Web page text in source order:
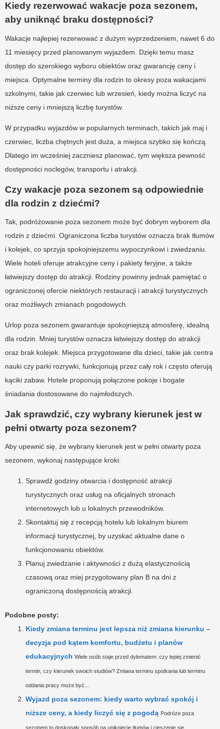
Kiedy rezerwować wakacje poza sezonem,
aby uniknąć braku dostępności?
Wakacje najlepiej rezerwować z dużym wyprzedzeniem, nawet 6 do
11 miesięcy przed planowanym wyjazdem. Dzięki temu masz
dostęp do szerokiego wyboru obiektów oraz gwarancję ceny i
miejsca. Optymalne terminy dla rodzin to okresy poza wakacjami
szkolnymi, takie jak czerwiec lub wrzesień, kiedy można liczyć na
niższe ceny i mniejszą liczbę turystów.
W przypadku wyjazdów w popularnych terminach, takich jak maj i
czerwiec, liczba chętnych jest duża, a miejsca szybko się kończą.
Dlatego im wcześniej zaczniesz planować, tym większa pewność
dostępności noclegów, transportu i atrakcji.
Czy wakacje poza sezonem są odpowiednie
dla rodzin z dziećmi?
Tak, podróżowanie poza sezonem może być dobrym wyborem dla
rodzin z dziećmi. Ograniczona liczba turystów oznacza brak tłumów
i kolejek, co sprzyja spokojniejszemu wypoczynkowi i zwiedzaniu.
Wiele hoteli oferuje atrakcyjne ceny i pakiety feryjne, a także
łatwiejszy dostęp do atrakcji. Rodziny powinny jednak pamiętać o
ograniczonej ofercie niektórych restauracji i atrakcji turystycznych
oraz możliwych zmianach pogodowych.
Urlop poza sezonem gwarantuje spokojniejszą atmosferę, idealną
dla rodzin. Mniej turystów oznacza łatwiejszy dostęp do atrakcji
oraz brak kolejek. Miejsca przygotowane dla dzieci, takie jak centra
nauki czy parki rozrywki, funkcjonują przez cały rok i często oferują
kąciki zabaw. Hotele proponują połączone pokoje i bogate
śniadania dostosowane do najmłodszych.
Jak sprawdzić, czy wybrany kierunek jest w
pełni otwarty poza sezonem?
Aby upewnić się, że wybrany kierunek jest w pełni otwarty poza
sezonem, wykonaj następujące kroki:
Sprawdź godziny otwarcia i dostępność atrakcji
turystycznych oraz usług na oficjalnych stronach
internetowych lub u lokalnych przewodników.
Skontaktuj się z recepcją hotelu lub lokalnym biurem
informacji turystycznej, by uzyskać aktualne dane o
funkcjonowaniu obiektów.
Planuj zwiedzanie i aktywności z dużą elastycznością
czasową oraz miej przygotowany plan B na dni z
ograniczoną dostępnością atrakcji.
Podobne posty:
Kiedy zmiana terminu jest lepsza niż zmiana kierunku –
decyzja pod kątem komfortu, budżetu i planów
edukacyjnych Wiele osób staje przed dylematem: czy lepiej zmienić
termin, czy kierunek swoich studiów? Zmiana terminu spotkania lub terminu
oddania pracy może być...
Wyjazd poza sezonem: kiedy warto wybrać spokój i
niższe ceny, a kiedy liczyć się z pogodą Podróże poza
sezonem to doskonały sposób na uniknięcie tłumów i cieszenie się